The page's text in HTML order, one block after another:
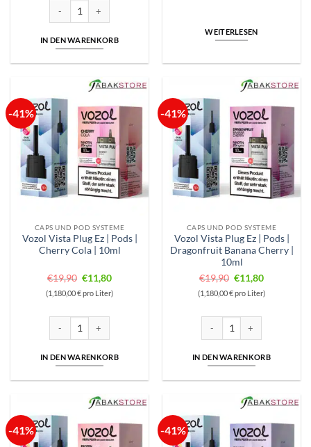
€19,90
Vozol Vista Plug Ez | Pods | Blueberry Ice | 10ml Menge
IN DEN WARENKORB
WEITERLESEN
-41%
CAPS UND POD SYSTEME
Vozol Vista Plug Ez | Pods |
Cherry Cola | 10ml
€19,90 Ursprünglicher
Preis
€11,80Aktueller
Preis
(1,180,00 € pro Liter)
Vozol Vista Plug Ez | Pods | Cherry Cola | 10ml Menge
IN DEN WARENKORB
-41%
CAPS UND POD SYSTEME
Vozol Vista Plug Ez | Pods |
Dragonfruit Banana Cherry |
10ml
€19,90 Ursprünglicher
Preis
€11,80Aktueller
Preis
(1,180,00 € pro Liter)
Vozol Vista Plug Ez | Pods |
IN DEN WARENKORB
-41% -41%